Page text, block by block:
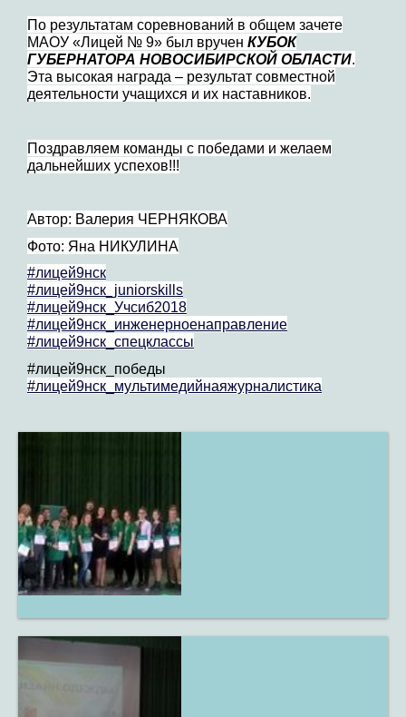
По результатам соревнований в общем зачете
МАОУ «Лицей № 9» был вручен КУБОК
ГУБЕРНАТОРА НОВОСИБИРСКОЙ ОБЛАСТИ.
Эта высокая награда – результат совместной
деятельности учащихся и их наставников.
Поздравляем команды с победами и желаем
дальнейших успехов!!!
Автор: Валерия ЧЕРНЯКОВА
Фото: Яна НИКУЛИНА
#лицей9нск
#лицей9нск_juniorskills
#лицей9нск_Учсиб2018
#лицей9нск_инженерноенаправление
#лицей9нск_спецклассы
#лицей9нск_победы
#лицей9нск_мультимедийнаяжурналистика